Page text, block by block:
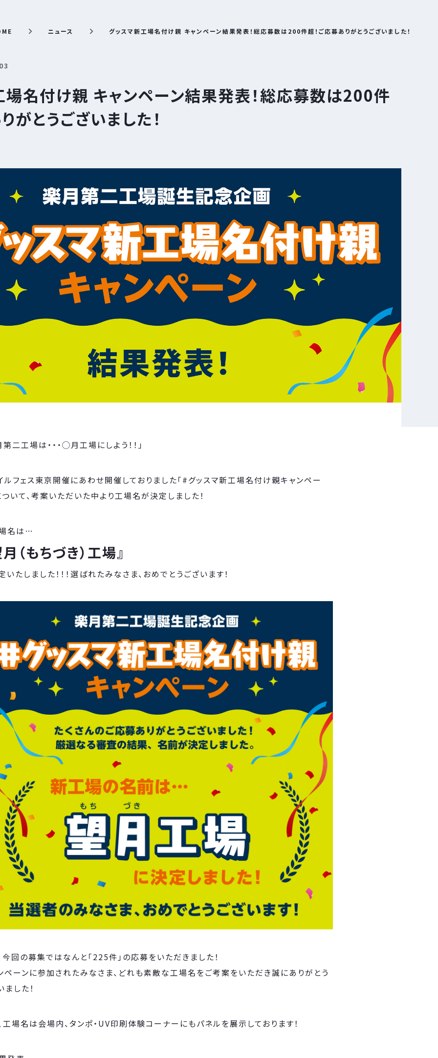
ニュース グッスマ新工場名付け親 キャンペーン結果発表！総応募数は200件超！ご応募ありがとうございました！
場名付け親 キャンペーン結果発表！総応募数は200件
がとうございました！
第二工場は・・・◯月工場にしよう！！」
ルフェス東京開催にあわせ開催しておりました「#グッスマ新工場名付け親キャンペー
ついて、考案いただいた中より工場名が決定しました！
名は…
月（もちづき）工場』
いたしました！！！選ばれたみなさま、おめでとうございます！
今回の募集ではなんと「225件」の応募をいただきました！
ペーンに参加されたみなさま、どれも素敵な工場名をご考案をいただき誠にありがとう
ました！
工場名は会場内、タンポ・UV印刷体験コーナーにもパネルを展示しております！